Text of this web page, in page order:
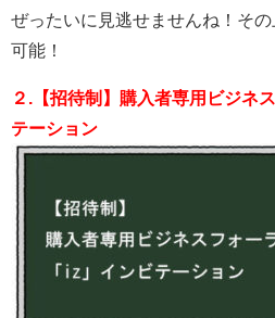
ぜったいに見逃せませんね！そ
可能！
２.【招待制】購入者専用ビジネ
テーション